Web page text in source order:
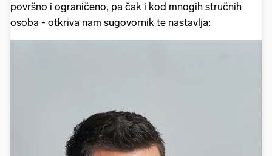
površno i ograničeno, pa čak i kod mnogih stručnih
osoba - otkriva nam sugovornik te nastavlja: